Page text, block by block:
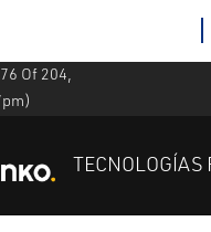
Of 204,